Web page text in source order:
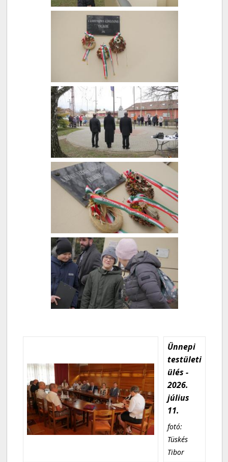
Ünnepi
testületi
ülés -
2026.
július
11.
fotó:
Tüskés
Tibor